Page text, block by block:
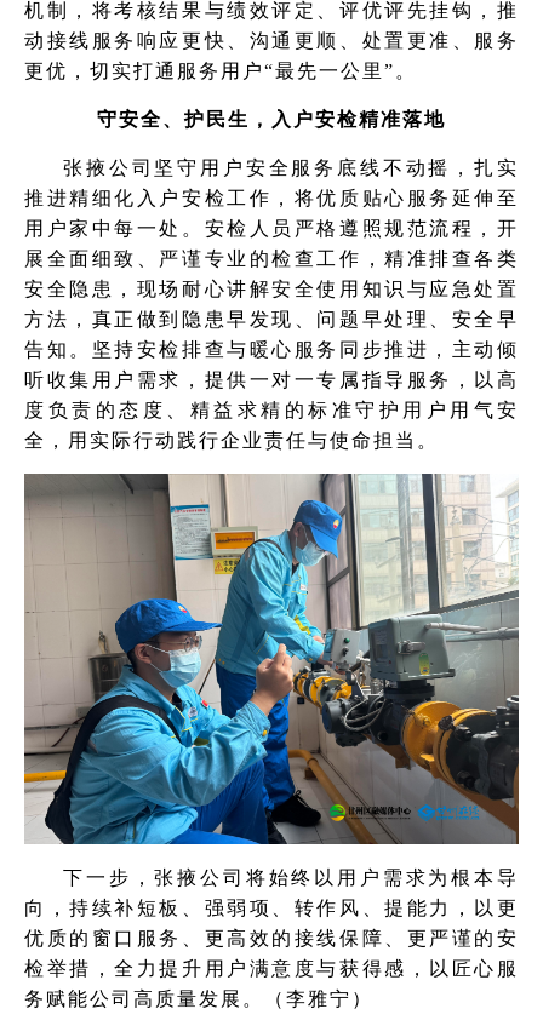
机制，将考核结果与绩效评定、评优评先挂钩，推
动接线服务响应更快、沟通更顺、处置更准、服务
更优，切实打通服务用户“最先一公里”。
守安全、护民生，入户安检精准落地
张掖公司坚守用户安全服务底线不动摇，扎实
推进精细化入户安检工作，将优质贴心服务延伸至
用户家中每一处。安检人员严格遵照规范流程，开
展全面细致、严谨专业的检查工作，精准排查各类
安全隐患，现场耐心讲解安全使用知识与应急处置
方法，真正做到隐患早发现、问题早处理、安全早
告知。坚持安检排查与暖心服务同步推进，主动倾
听收集用户需求，提供一对一专属指导服务，以高
度负责的态度、精益求精的标准守护用户用气安
全，用实际行动践行企业责任与使命担当。
下一步，张掖公司将始终以用户需求为根本导
向，持续补短板、强弱项、转作风、提能力，以更
优质的窗口服务、更高效的接线保障、更严谨的安
检举措，全力提升用户满意度与获得感，以匠心服
务赋能公司高质量发展。（李雅宁）